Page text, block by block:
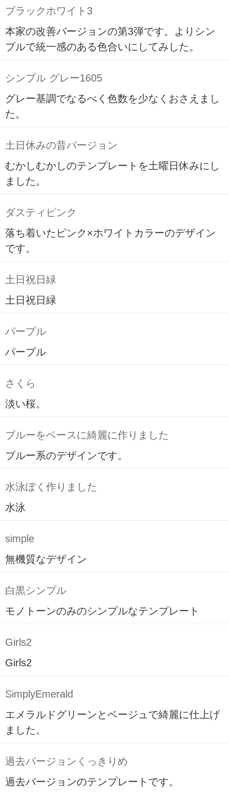
ブラックホワイト3
本家の改善バージョンの第3弾です。よりシン
プルで統一感のある色合いにしてみした。
シンプル グレー1605
グレー基調でなるべく色数を少なくおさえまし
た。
土日休みの昔バージョン
むかしむかしのテンプレートを土曜日休みにし
ました。
ダスティピンク
落ち着いたピンク×ホワイトカラーのデザイン
です。
土日祝日緑
土日祝日緑
パープル
パープル
さくら
淡い桜。
ブルーをベースに綺麗に作りました
ブルー系のデザインです。
水泳ぽく作りました
水泳
simple
無機質なデザイン
白黒シンプル
モノトーンのみのシンプルなテンプレート
Girls2
Girls2
SimplyEmerald
エメラルドグリーンとベージュで綺麗に仕上げ
ました。
過去バージョンくっきりめ
過去バージョンのテンプレートです。